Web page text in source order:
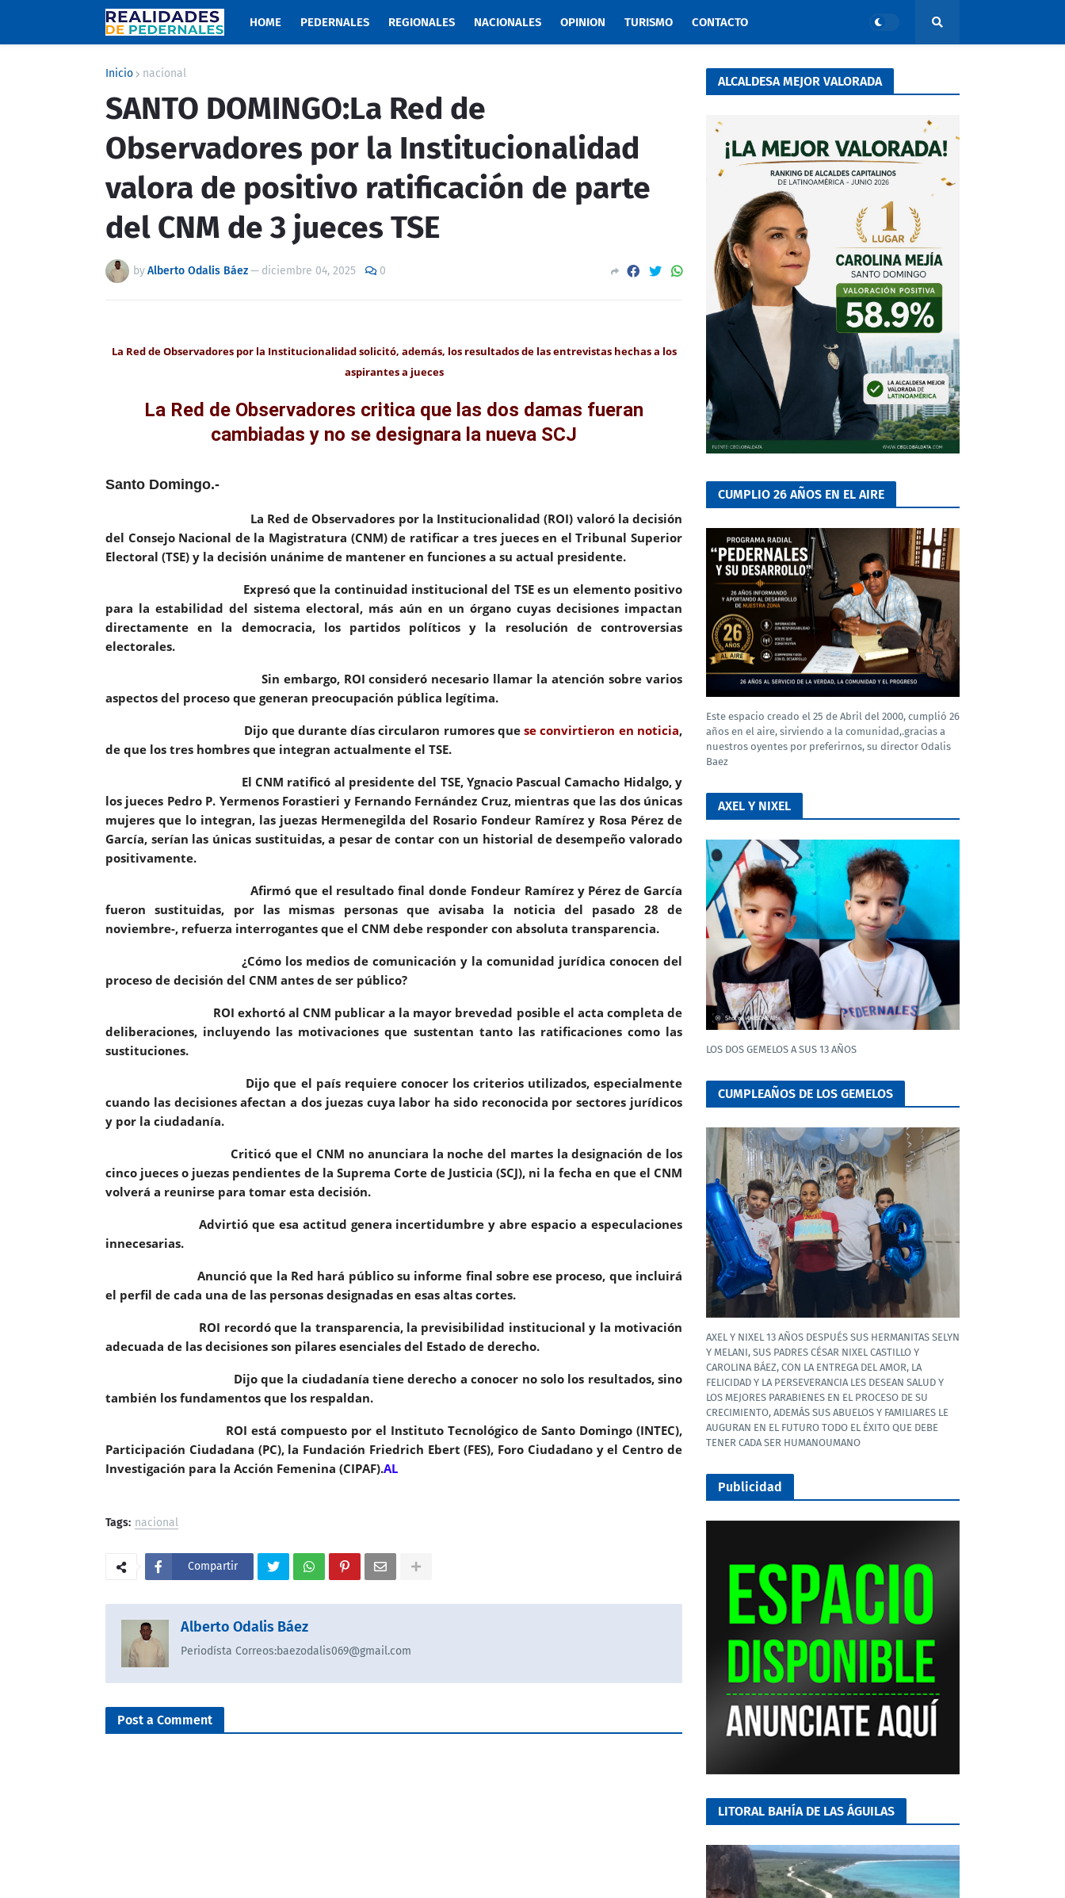
HOME PEDERNALES REGIONALES NACIONALES OPINION TURISMO CONTACTO
Inicio nacional
SANTO DOMINGO:La Red de
Observadores por la Institucionalidad
valora de positivo ratificación de parte
del CNM de 3 jueces TSE
byAlberto Odalis Báez— diciembre 04, 2025 0
La Red de Observadores por la Institucionalidad solicitó, además, los resultados de las entrevistas hechas a los
aspirantes a jueces
La Red de Observadores critica que las dos damas fueran
cambiadas y no se designara la nueva SCJ
Santo Domingo.-
La Red de Observadores por la Institucionalidad (ROI) valoró la decisión
del Consejo Nacional de la Magistratura (CNM) de ratificar a tres jueces en el Tribunal Superior
Electoral (TSE) y la decisión unánime de mantener en funciones a su actual presidente.
Expresó que la continuidad institucional del TSE es un elemento positivo
para la estabilidad del sistema electoral, más aún en un órgano cuyas decisiones impactan
directamente en la democracia, los partidos políticos y la resolución de controversias
electorales.
Sin embargo, ROI consideró necesario llamar la atención sobre varios
aspectos del proceso que generan preocupación pública legítima.
Dijo que durante días circularon rumores quese convirtieron en noticia,
de que los tres hombres que integran actualmente el TSE.
El CNM ratificó al presidente del TSE, Ygnacio Pascual Camacho Hidalgo, y
los jueces Pedro P. Yermenos Forastieri y Fernando Fernández Cruz, mientras que las dos únicas
mujeres que lo integran, las juezas Hermenegilda del Rosario Fondeur Ramírez y Rosa Pérez de
García, serían las únicas sustituidas, a pesar de contar con un historial de desempeño valorado
positivamente.
Afirmó que el resultado final donde Fondeur Ramírez y Pérez de García
fueron sustituidas, por las mismas personas que avisaba la noticia del pasado 28 de
noviembre-, refuerza interrogantes que el CNM debe responder con absoluta transparencia.
¿Cómo los medios de comunicación y la comunidad jurídica conocen del
proceso de decisión del CNM antes de ser público?
ROI exhortó al CNM publicar a la mayor brevedad posible el acta completa de
deliberaciones, incluyendo las motivaciones que sustentan tanto las ratificaciones como las
sustituciones.
Dijo que el país requiere conocer los criterios utilizados, especialmente
cuando las decisiones afectan a dos juezas cuya labor ha sido reconocida por sectores jurídicos
y por la ciudadanía.
Criticó que el CNM no anunciara la noche del martes la designación de los
cinco jueces o juezas pendientes de la Suprema Corte de Justicia (SCJ), ni la fecha en que el CNM
volverá a reunirse para tomar esta decisión.
Advirtió que esa actitud genera incertidumbre y abre espacio a especulaciones
innecesarias.
Anunció que la Red hará público su informe final sobre ese proceso, que incluirá
el perfil de cada una de las personas designadas en esas altas cortes.
ROI recordó que la transparencia, la previsibilidad institucional y la motivación
adecuada de las decisiones son pilares esenciales del Estado de derecho.
Dijo que la ciudadanía tiene derecho a conocer no solo los resultados, sino
también los fundamentos que los respaldan.
ROI está compuesto por el Instituto Tecnológico de Santo Domingo (INTEC),
Participación Ciudadana (PC), la Fundación Friedrich Ebert (FES), Foro Ciudadano y el Centro de
Investigación para la Acción Femenina (CIPAF).AL
Tags: nacional
Compartir
Alberto Odalis Báez
Periodísta Correos:baezodalis069@gmail.com
Post a Comment
ALCALDESA MEJOR VALORADA
CUMPLIO 26 AÑOS EN EL AIRE
Este espacio creado el 25 de Abril del 2000, cumplió 26
años en el aire, sirviendo a la comunidad,.gracias a
nuestros oyentes por preferirnos, su director Odalis
Baez
AXEL Y NIXEL
LOS DOS GEMELOS A SUS 13 AÑOS
CUMPLEAÑOS DE LOS GEMELOS
AXEL Y NIXEL 13 AÑOS DESPUÉS SUS HERMANITAS SELYN
Y MELANI, SUS PADRES CÉSAR NIXEL CASTILLO Y
CAROLINA BÁEZ, CON LA ENTREGA DEL AMOR, LA
FELICIDAD Y LA PERSEVERANCIA LES DESEAN SALUD Y
LOS MEJORES PARABIENES EN EL PROCESO DE SU
CRECIMIENTO, ADEMÁS SUS ABUELOS Y FAMILIARES LE
AUGURAN EN EL FUTURO TODO EL ÉXITO QUE DEBE
TENER CADA SER HUMANOUMANO
Publicidad
LITORAL BAHÍA DE LAS ÁGUILAS